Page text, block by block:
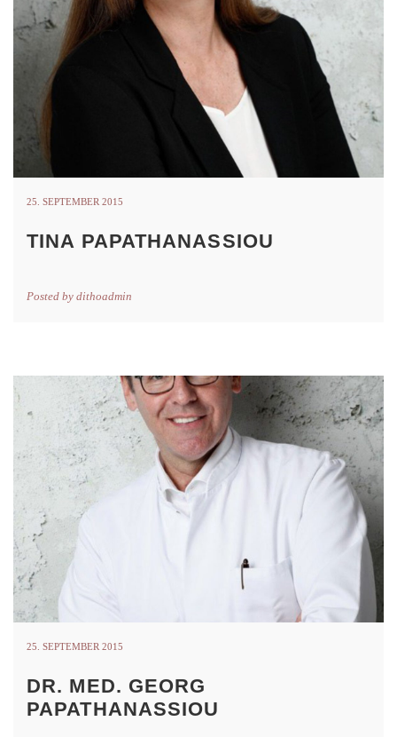
25. SEPTEMBER 2015
TINA PAPATHANASSIOU
Posted by dithoadmin
25. SEPTEMBER 2015
DR. MED. GEORG
PAPATHANASSIOU